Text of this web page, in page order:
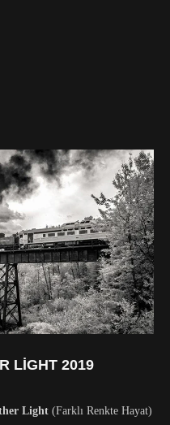
LIGHT 2019
Light (Farklı Renkte Hayat)